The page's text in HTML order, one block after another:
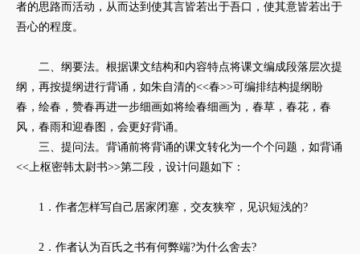
者的思路而活动，从而达到使其言皆若出于吾口，使其意皆若出于
吾心的程度。
二、纲要法。根据课文结构和内容特点将课文编成段落层次提
纲，再按提纲进行背诵，如朱自清的<<春>>可编排结构提纲盼
春，绘春，赞春再进一步细画如将绘春细画为，春草，春花，春
风，春雨和迎春图，会更好背诵。
三、提问法。背诵前将背诵的课文转化为一个个问题，如背诵
<<上枢密韩太尉书>>第二段，设计问题如下：
1．作者怎样写自己居家闭塞，交友狭窄，见识短浅的?
2．作者认为百氏之书有何弊端?为什么舍去?